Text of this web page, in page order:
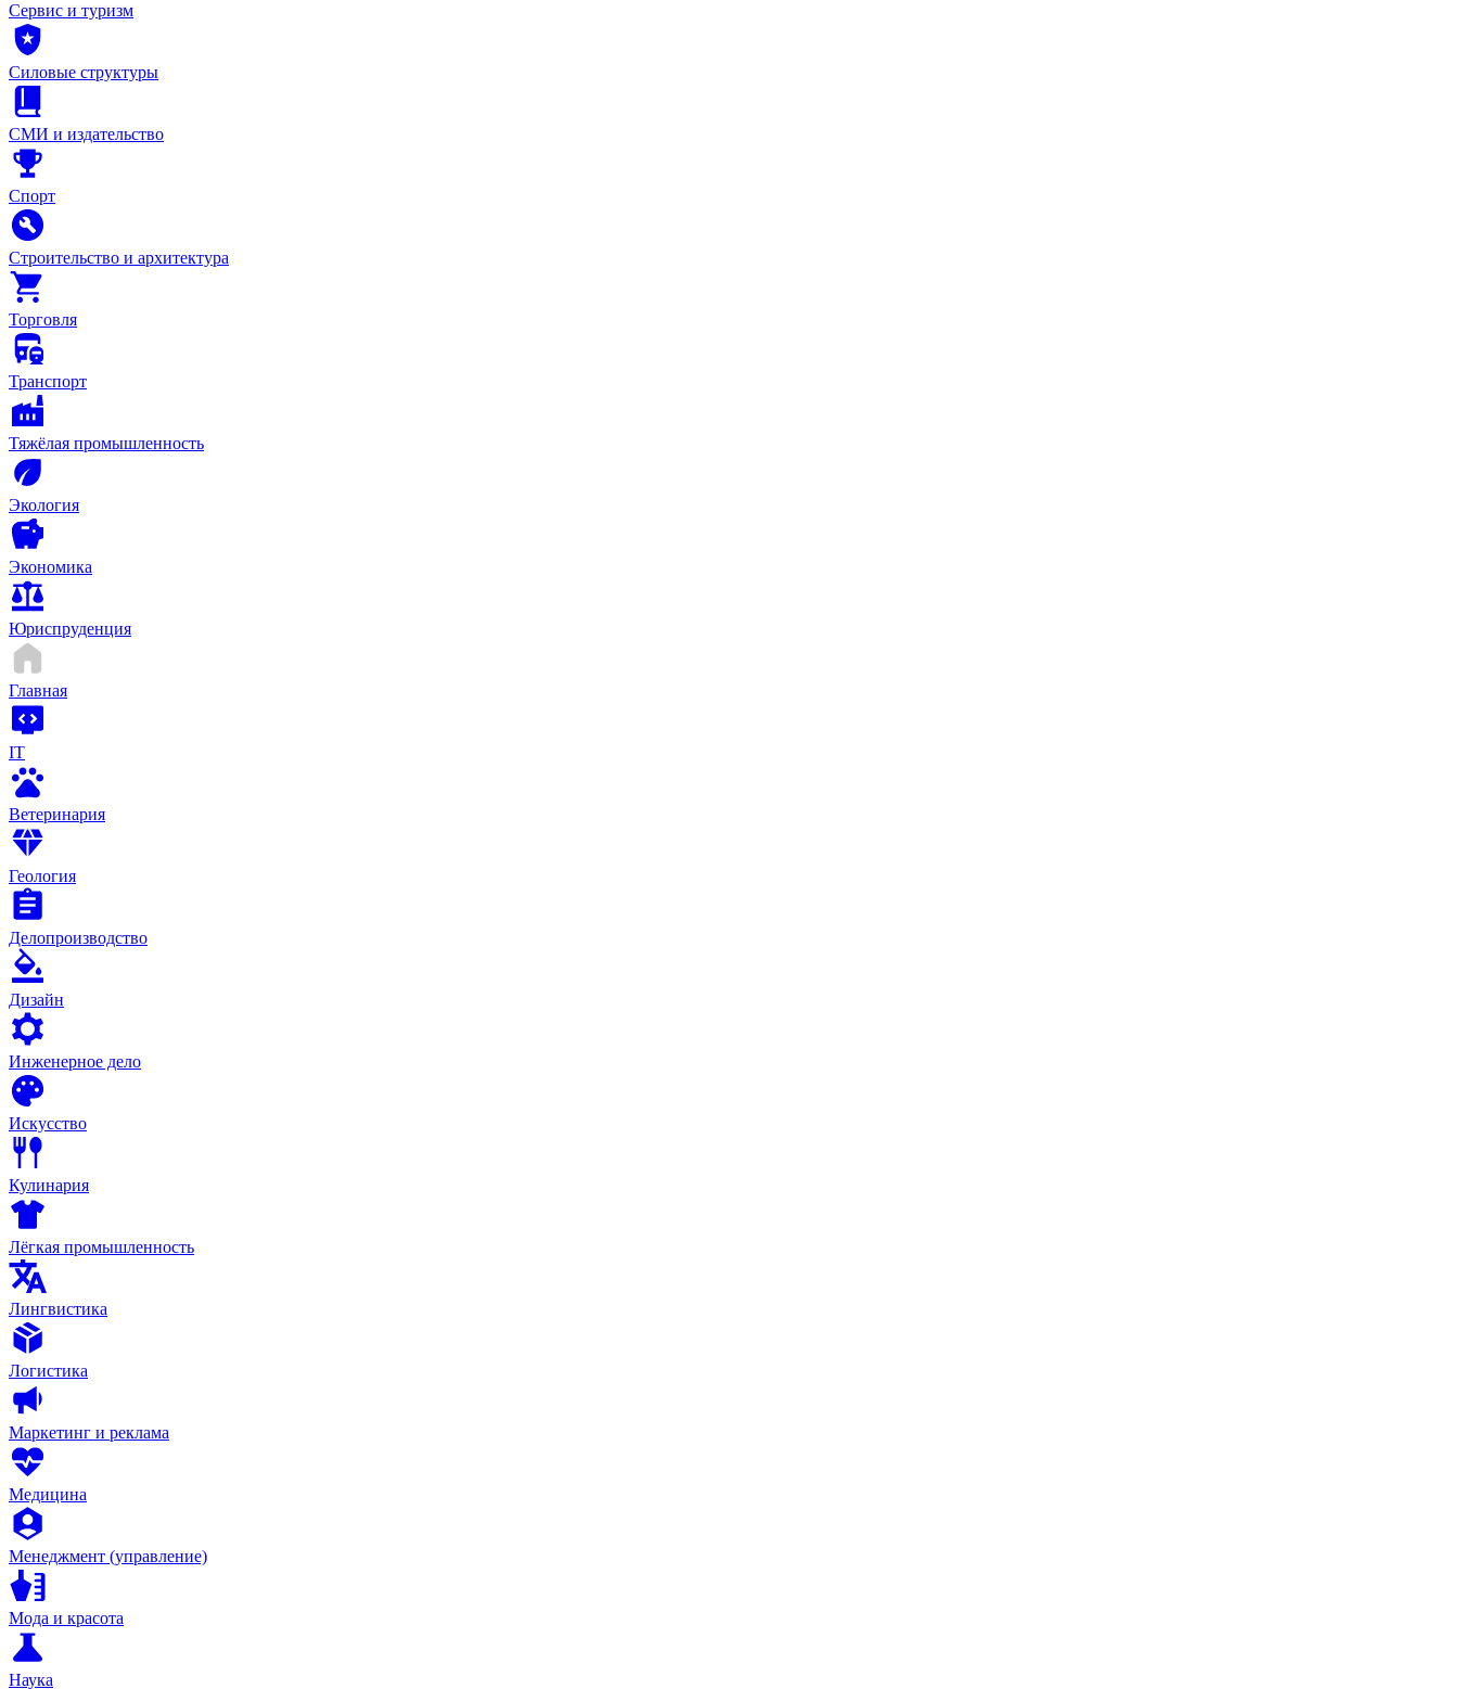
Сервис и туризм
Силовые структуры
СМИ и издательство
Спорт
Строительство и архитектура
Торговля
Транспорт
Тяжёлая промышленность
Экология
Экономика
Юриспруденция
Главная
IT
Ветеринария
Геология
Делопроизводство
Дизайн
Инженерное дело
Искусство
Кулинария
Лёгкая промышленность
Лингвистика
Логистика
Маркетинг и реклама
Медицина
Менеджмент (управление)
Мода и красота
Наука